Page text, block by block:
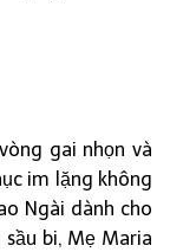
gai nhọn và
im lặng không
Ngài dành cho
bi, Mẹ Maria